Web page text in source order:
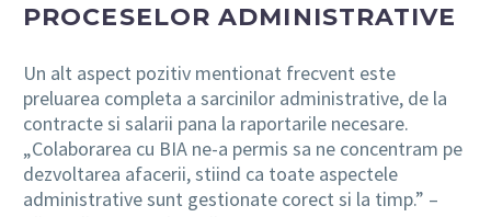
PROCESELOR ADMINISTRATIVE
Un alt aspect pozitiv mentionat frecvent este
preluarea completa a sarcinilor administrative, de la
contracte si salarii pana la raportarile necesare.
„Colaborarea cu BIA ne-a permis sa ne concentram pe
dezvoltarea afacerii, stiind ca toate aspectele
administrative sunt gestionate corect si la timp.” –